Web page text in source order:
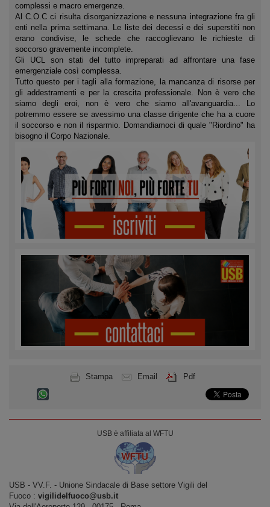
complessi e macro emergenze.
Al C.O.C ci risulta disorganizzazione e nessuna integrazione fra gli
enti nella prima settimana. Le liste dei decessi e dei superstiti non
erano condivise, le schede che raccoglievano le richieste di
soccorso gravemente incomplete.
Gli UCL son stati del tutto impreparati ad affrontare una fase
emergenziale così complessa.
Tutto questo per i tagli alla formazione, la mancanza di risorse per
gli addestramenti e per la crescita professionale. Non è vero che
siamo degli eroi, non è vero che siamo all'avanguardia... Lo
potremmo essere se avessimo una classe dirigente che ha a cuore
il soccorso e non il risparmio. Domandiamoci di quale "Riordino" ha
bisogno il Corpo Nazionale.
Stampa Email Pdf
USB è affiliata al WFTU
USB ‐ VV.F. - Unione Sindacale di Base settore Vigili del
Fuoco : vigilidelfuoco@usb.it